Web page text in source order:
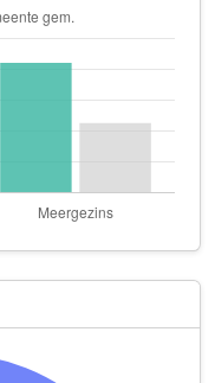
Leonard Springerlaan 35 MyOffice Stadspark 5e verdieping